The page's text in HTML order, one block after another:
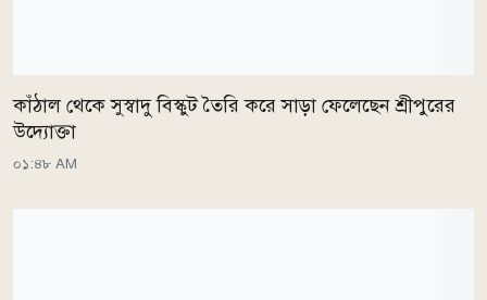
কাঁঠাল থেকে সুস্বাদু বিস্কুট তৈরি করে সাড়া ফেলেছেন শ্রীপুরের
উদ্যোক্তা
০১:৪৮ AM